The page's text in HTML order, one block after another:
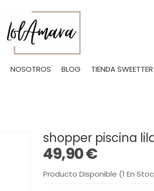
NOSOTROS BLOG TIENDA SWEETTER
shopper piscina
49,90 €
Producto Disponible (1 En